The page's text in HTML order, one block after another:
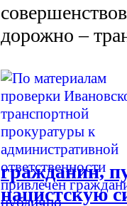
дорожно –
гражданин,
нацистскую